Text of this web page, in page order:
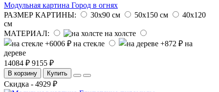
Модульная картина Город в огнях
РАЗМЕР КАРТИНЫ:
30х90 см 50х150 см
40х120
см
МАТЕРИАЛ:
на холсте
на стекле
на
дереве
14084 ₽ 9155 ₽
В корзину Купить
Скидка - 4929 ₽